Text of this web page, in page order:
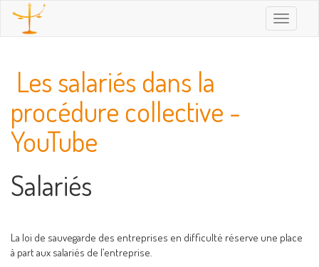
Toggle
Les salariés dans la
procédure collective -
YouTube
Salariés
La loi de sauvegarde des entreprises en difficulté réserve une place
à part aux salariés de l’entreprise.